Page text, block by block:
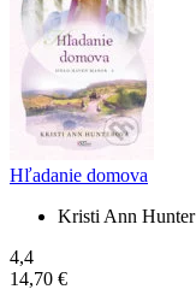
Hľadanie domova
Kristi Ann Hunter
4,4
14,70 €